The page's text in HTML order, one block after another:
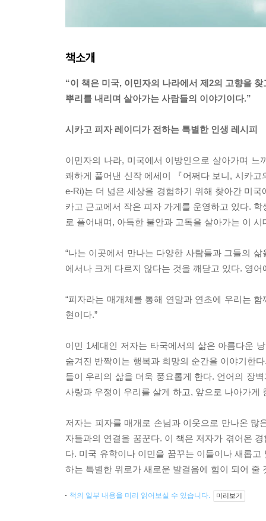
책소개
“이 책은 미국, 이민자의 나라에서 제2의 고향을 찾
뿌리를 내리며 살아가는 사람들의 이야기이다.”
시카고 피자 레이디가 전하는 특별한 인생 레시피
이민자의 나라, 미국에서 이방인으로 살아가며
쾌하게 풀어낸 신작 에세이 『어쩌다 보니, 시카
e-Ri)는 더 넓은 세상을 경험하기 위해 찾아간 미
카고 근교에서 작은 피자 가게를 운영하고 있다.
로 풀어내며, 아득한 불안과 고독을 살아가는 이
“나는 이곳에서 만나는 다양한 사람들과 그들의
에서나 크게 다르지 않다는 것을 깨닫고 있다. 영어
“피자라는 매개체를 통해 연말과 연초에 우리는
현이다.”
이민 1세대인 저자는 타국에서의 삶은 아름다운
숨겨진 반짝이는 행복과 희망의 순간을 이야기한
들이 우리의 삶을 더욱 풍요롭게 한다. 언어의 장
사랑과 우정이 우리를 살게 하고, 앞으로 나아가게
저자는 피자를 매개로 손님과 이웃으로 만나온
자들과의 연결을 꿈꾼다. 이 책은 저자가 겪어온
다. 미국 유학이나 이민을 꿈꾸는 이들이나 새롭
하는 특별한 위로가 새로운 발걸음에 힘이 되어 줄
책의 일부 내용을 미리 읽어보실 수 있습니다. 미리보기